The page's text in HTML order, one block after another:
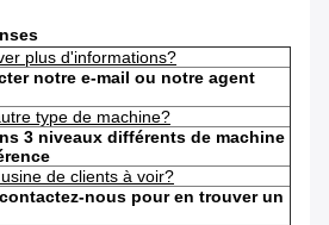
plus d'informations?
notre e-mail ou notre agent
type de machine?
3 niveaux différents de machine
de clients à voir?
nous pour en trouver un